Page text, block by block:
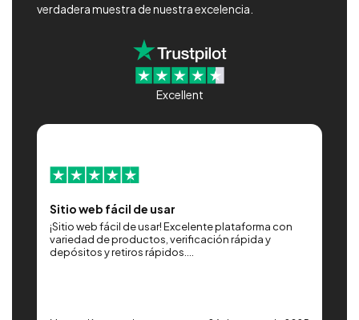
verdadera muestra de nuestra excelencia.
Excellent
Sitio web fácil de usar
¡Sitio web fácil de usar! Excelente plataforma con
variedad de productos, verificación rápida y
depósitos y retiros rápidos....